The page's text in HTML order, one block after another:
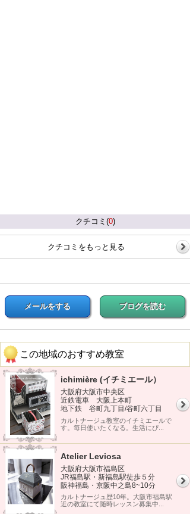
クチコミ(0)
クチコミをもっと見る
メールをする ブログを読む
この地域のおすすめ教室
ichimière (イチミエール）
大阪府大阪市中央区
近鉄電車 大阪上本町
地下鉄 谷町九丁目/谷町六丁目
カルトナージュ教室のイチミエールで
す。毎日使いたくなる。生活にぴ...
Atelier Leviosa
大阪府大阪市福島区
JR福島駅・新福島駅徒歩５分
阪神福島・京阪中之島8~10分
カルトナージュ歴10年。大阪市福島駅
近の教室にて随時レッスン募集中...